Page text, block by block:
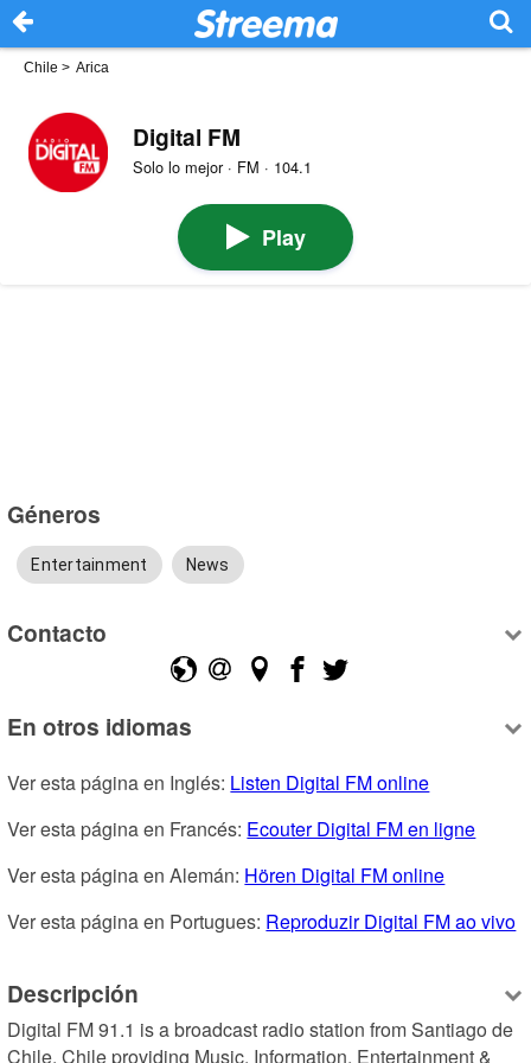
Chile > Arica
Digital FM
Solo lo mejor · FM · 104.1
Play
Géneros
Entertainment News
Contacto
En otros idiomas
Ver esta página en Inglés: Listen Digital FM online
Ver esta página en Francés: Ecouter Digital FM en ligne
Ver esta página en Alemán: Hören Digital FM online
Ver esta página en Portugues: Reproduzir Digital FM ao vivo
Descripción
Digital FM 91.1 is a broadcast radio station from Santiago de
Chile, Chile providing Music, Information, Entertainment &